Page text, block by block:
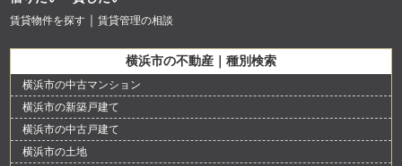
賃貸物件を探す 賃貸管理の相談
横浜市の不動産｜種別検索
横浜市の中古マンション
横浜市の新築戸建て
横浜市の中古戸建て
横浜市の土地